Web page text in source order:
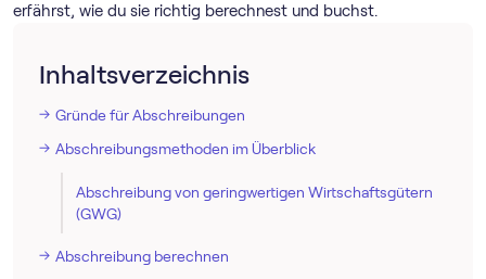
erfährst, wie du sie richtig berechnest und buchst.
Inhaltsverzeichnis
Gründe für Abschreibungen
Abschreibungsmethoden im Überblick
Abschreibung von geringwertigen Wirtschaftsgütern
(GWG)
Abschreibung berechnen